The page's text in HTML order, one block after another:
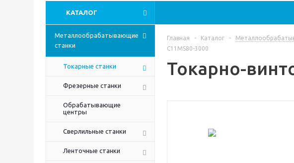
КАТАЛОГ
Металлообрабатывающие
станки
Токарные станки
Фрезерные станки
Обрабатывающие
центры
Сверлильные станки
Ленточные станки
Главная - Каталог -
C11MS80-3000
Токарно-